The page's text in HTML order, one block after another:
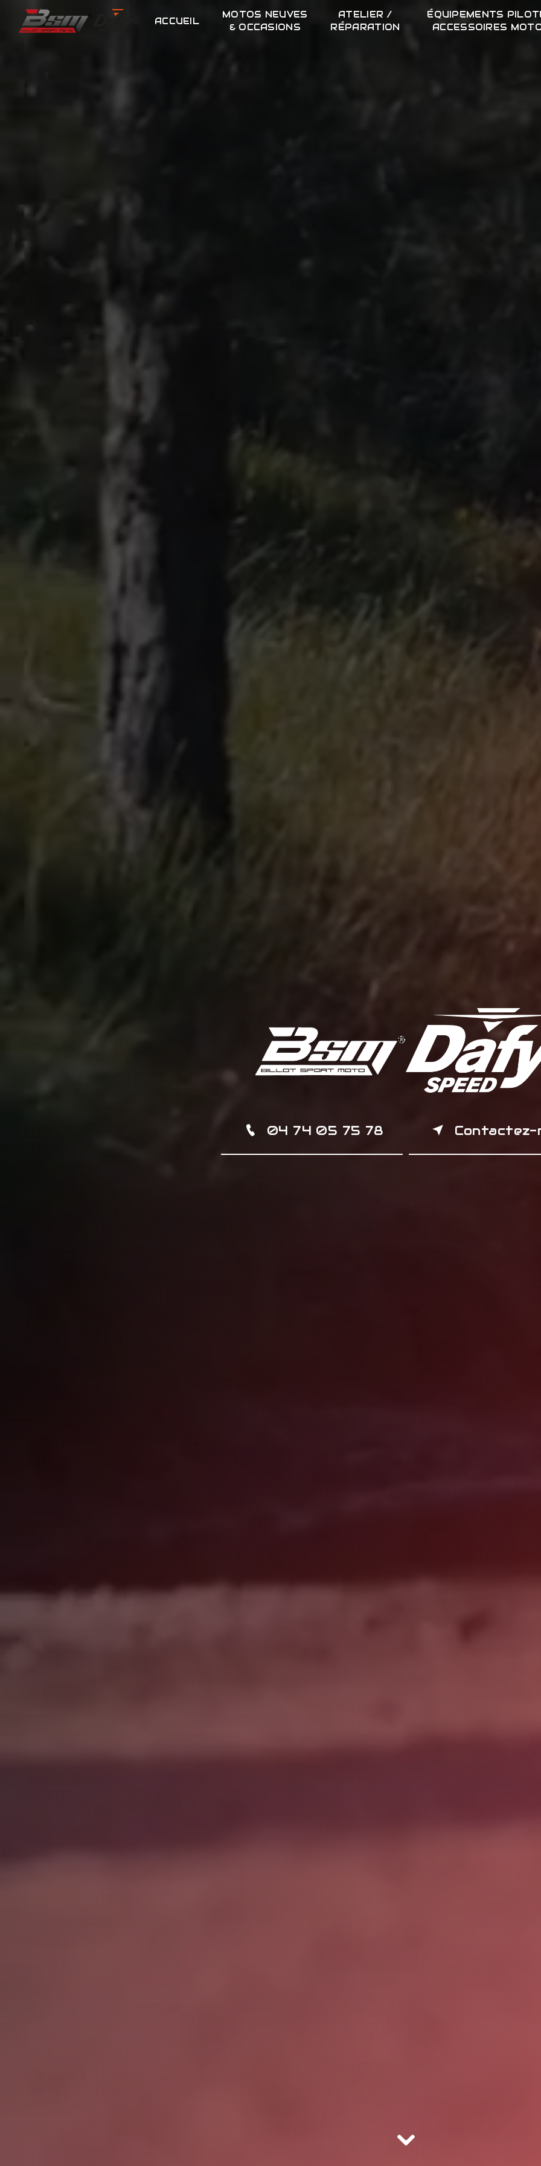
ACCUEIL
MOTOS NEUVES
& OCCASIONS
ATELIER /
RÉPARATION
ÉQUIPEMENTS
ACCESSOIRES
04 74 05 75 78 Contactez-
Panneau de gestion des cookies